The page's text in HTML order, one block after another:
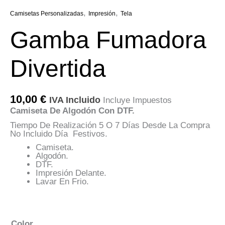
Camisetas Personalizadas, Impresión, Tela
Gamba Fumadora
Divertida
10,00 € IVA Incluido Incluye Impuestos
Camiseta De Algodón Con DTF.
Tiempo De Realización 5 O 7 Días Desde La Compra
No Incluido Día Festivos.
Camiseta.
Algodón.
DTF.
Impresión Delante.
Lavar En Frio.